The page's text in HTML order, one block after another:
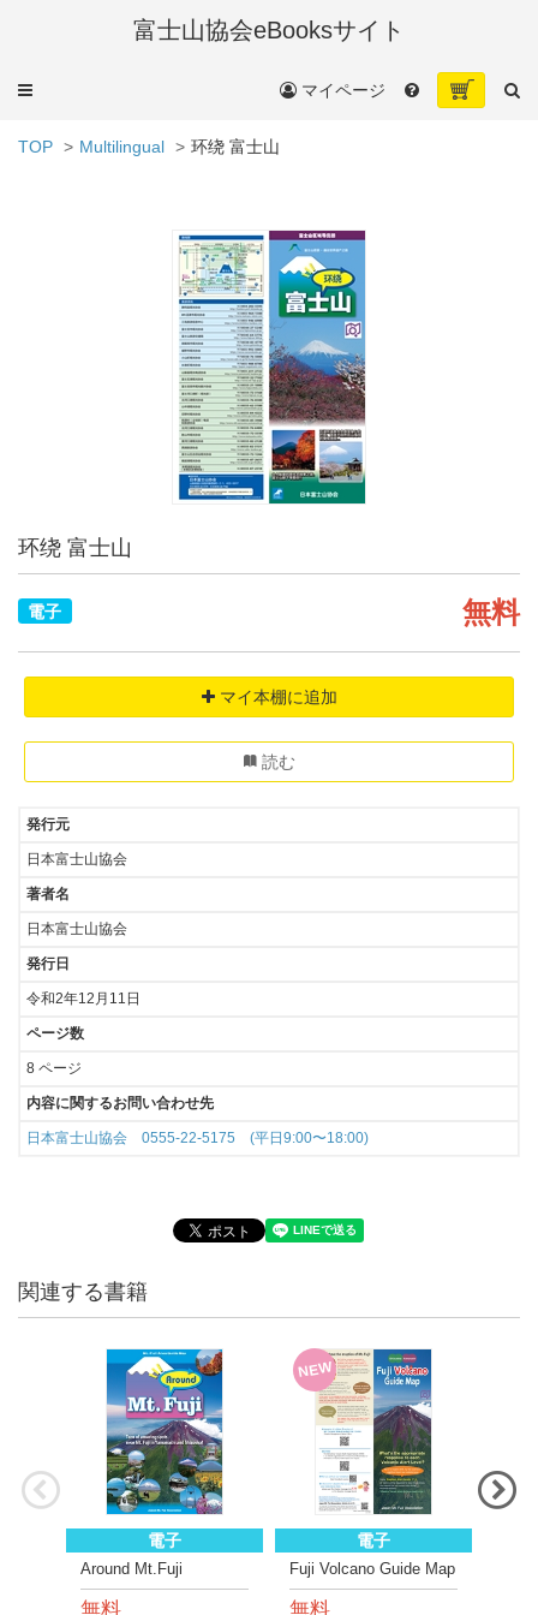
富士山協会eBooksサイト
メ
ュ
マイページ
TOP Multilingual 环绕 富士山
环绕 富士山
電子 無料
マイ本棚に追加
読む
発行元
日本富士山協会
著者名
日本富士山協会
発行日
令和2年12月11日
ページ数
8 ページ
内容に関するお問い合わせ先
日本富士山協会 0555-22-5175 (平日9:00〜18:00)
関連する書籍
電子
Around Mt.Fuji
無料
NEW
電子
Fuji Volcano Guide Map
無料